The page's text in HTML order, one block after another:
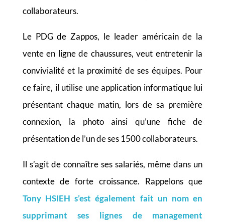
collaborateurs.
Le PDG de Zappos, le leader américain de la
vente en ligne de chaussures, veut entretenir la
convivialité et la proximité de ses équipes. Pour
ce faire, il utilise une application informatique lui
présentant chaque matin, lors de sa première
connexion, la photo ainsi qu’une fiche de
présentation de l’un de ses 1500 collaborateurs.
Il s’agit de connaître ses salariés, même dans un
contexte de forte croissance. Rappelons que
Tony HSIEH s’est également fait un nom en
supprimant ses lignes de management